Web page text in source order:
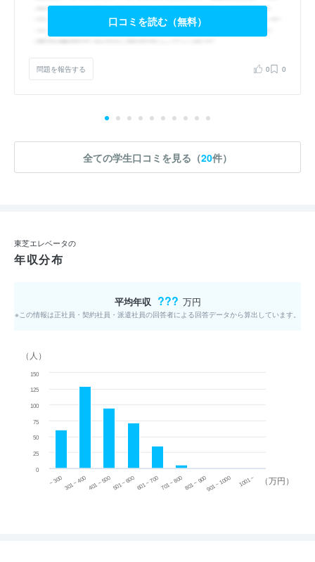
口コミを読む（無料）
問題を報告する 0 0
全ての学生口コミを見る（20件）
東芝エレベータの
年収分布
平均年収 ??? 万円
※この情報は正社員・契約社員・派遣社員の回答者による回答データから算出しています。
（万円）
（人）
~ 300 301 ~ 400 401 ~ 500501 ~ 600601 ~ 700701 ~ 800801 ~ 900901 ~ 1000 1001 ~
0
25
50
75
100
125
150